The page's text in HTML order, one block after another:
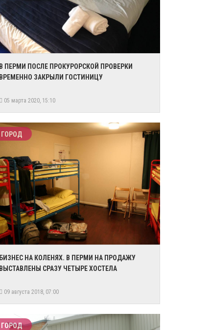
В ПЕРМИ ПОСЛЕ ПРОКУРОРСКОЙ ПРОВЕРКИ
ВРЕМЕННО ЗАКРЫЛИ ГОСТИНИЦУ
05 марта 2020, 15:10
ГОРОД
БИЗНЕС НА КОЛЕНЯХ. В ПЕРМИ НА ПРОДАЖУ
ВЫСТАВЛЕНЫ СРАЗУ ЧЕТЫРЕ ХОСТЕЛА
09 августа 2018, 07:00
ГОРОД